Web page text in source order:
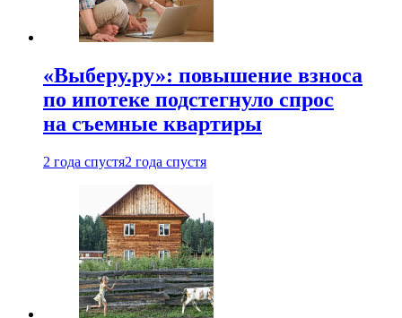
«Выберу.ру»: повышение взноса
по ипотеке подстегнуло спрос
на съемные квартиры
2 года спустя2 года спустя